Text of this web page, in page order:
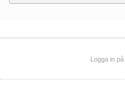
Logga in på